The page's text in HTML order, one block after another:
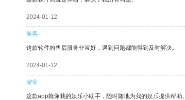
2024-01-12
游客
这款软件的售后服务非常好，遇到问题都能得到及时解决。
2024-01-12
游客
这款app就像我的娱乐小助手，随时随地为我的娱乐提供帮助。